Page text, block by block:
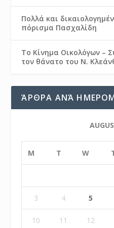
Πολλά και
πόρισμα Πασχαλίδη
Το Κίνημα Οικολόγων –
τον θάνατο του Ν.
ΆΡΘΡΑ ΑΝΆ
M T W
3 4 5
10 11 12